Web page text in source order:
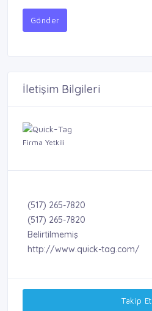
Gönder
İletişim Bilgileri
Firma Yetkili
(517) 265-7820
(517) 265-7820
Belirtilmemiş
http://www.quick-tag.com/
Takip Et